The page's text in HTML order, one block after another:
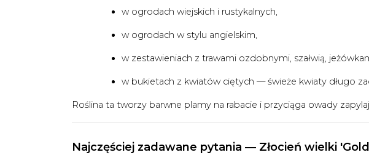
w ogrodach wiejskich i rustykalnych,
w ogrodach w stylu angielskim,
w zestawieniach z trawami ozdobnymi, szałwią,
w bukietach z kwiatów ciętych — świeże kwiaty długo
Roślina ta tworzy barwne plamy na rabacie i przyciąga owady
Najczęściej zadawane pytania — Złocień wielki